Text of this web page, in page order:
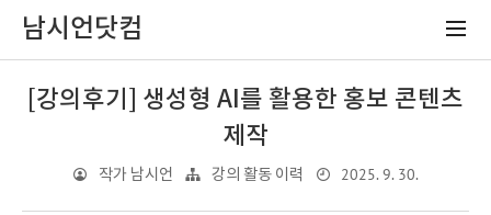
남시언닷컴
[강의후기] 생성형 AI를 활용한 홍보 콘텐츠
제작
작가 남시언 강의 활동 이력 2025. 9. 30.